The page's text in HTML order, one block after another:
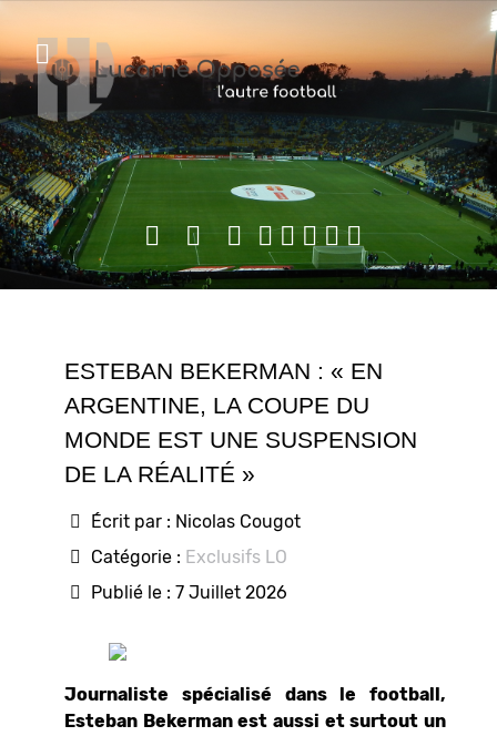
ESTEBAN BEKERMAN : « EN
ARGENTINE, LA COUPE DU
MONDE EST UNE SUSPENSION
DE LA RÉALITÉ »
Écrit par : Nicolas Cougot
Catégorie : Exclusifs LO
Publié le : 7 Juillet 2026
Journaliste spécialisé dans le football,
Esteban Bekerman est aussi et surtout un